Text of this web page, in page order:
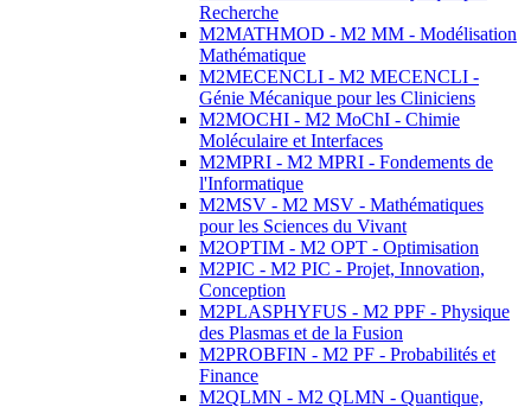
Recherche
M2MATHMOD - M2 MM - Modélisation
Mathématique
M2MECENCLI - M2 MECENCLI -
Génie Mécanique pour les Cliniciens
M2MOCHI - M2 MoChI - Chimie
Moléculaire et Interfaces
M2MPRI - M2 MPRI - Fondements de
l'Informatique
M2MSV - M2 MSV - Mathématiques
pour les Sciences du Vivant
M2OPTIM - M2 OPT - Optimisation
M2PIC - M2 PIC - Projet, Innovation,
Conception
M2PLASPHYFUS - M2 PPF - Physique
des Plasmas et de la Fusion
M2PROBFIN - M2 PF - Probabilités et
Finance
M2QLMN - M2 QLMN - Quantique,